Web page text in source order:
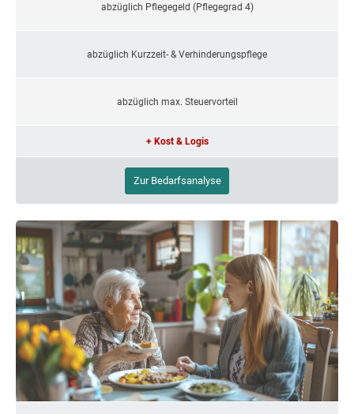
abzüglich Pflegegeld (Pflegegrad 4)
abzüglich Kurzzeit- & Verhinderungspflege
abzüglich max. Steuervorteil
+ Kost & Logis
Zur Bedarfsanalyse